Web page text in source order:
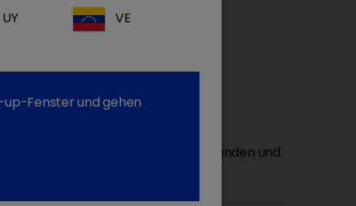
und Katzen
als zusätzliche Behandlung von
allergischen Erkrankungen bei Hunden und
UY VE
up-Fenster und gehen